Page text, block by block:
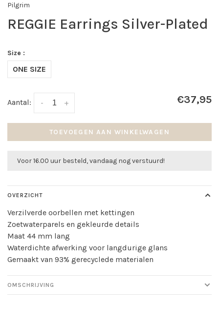
Pilgrim
REGGIE Earrings Silver-Plated
Size :
ONE SIZE
Aantal: +
- €37,95
TOEVOEGEN AAN WINKELWAGEN
Voor 16.00 uur besteld, vandaag nog verstuurd!
OVERZICHT
Verzilverde oorbellen met kettingen
Zoetwaterparels en gekleurde details
Maat 44 mm lang
Waterdichte afwerking voor langdurige glans
Gemaakt van 93% gerecyclede materialen
OMSCHRIJVING